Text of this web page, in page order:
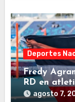
Deportes
Fredy
RD en
agosto 7,